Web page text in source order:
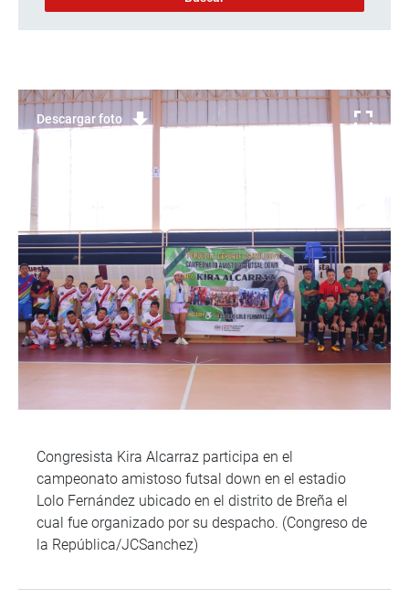
Descargar foto
Congresista Kira Alcarraz participa en el
campeonato amistoso futsal down en el estadio
Lolo Fernández ubicado en el distrito de Breña el
cual fue organizado por su despacho. (Congreso de
la República/JCSanchez)